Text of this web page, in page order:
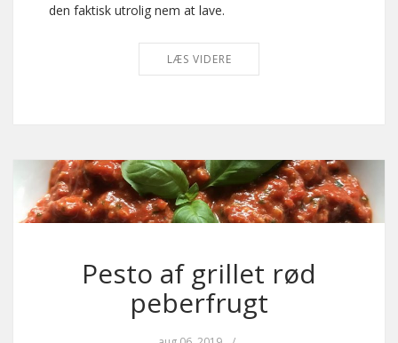
den faktisk utrolig nem at lave.
LÆS VIDERE
Pesto af grillet rød
peberfrugt